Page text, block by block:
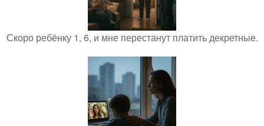
Скоро ребёнку 1, 6, и мне перестанут платить декретные.